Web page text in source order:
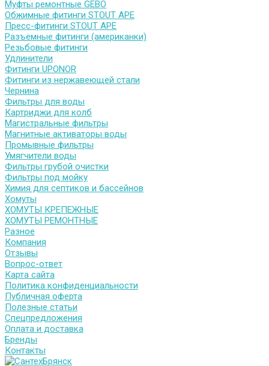
Муфты ремонтные GEBO
Обжимные фитинги STOUT APE
Пресс-фитинги STOUT APE
Разъемные фитинги (американки)
Резьбовые фитинги
Удлинители
Фитинги UPONOR
Фитинги из нержавеющей стали
Чернина
Фильтры для воды
Картриджи для колб
Магистральные фильтры
Магнитные активаторы воды
Промывные фильтры
Умягчители воды
Фильтры грубой очистки
Фильтры под мойку
Химия для септиков и бассейнов
Хомуты
ХОМУТЫ КРЕПЕЖНЫЕ
ХОМУТЫ РЕМОНТНЫЕ
Разное
Компания
Отзывы
Вопрос-ответ
Карта сайта
Политика конфиденциальности
Публичная оферта
Полезные статьи
Спецпредложения
Оплата и доставка
Бренды
Контакты